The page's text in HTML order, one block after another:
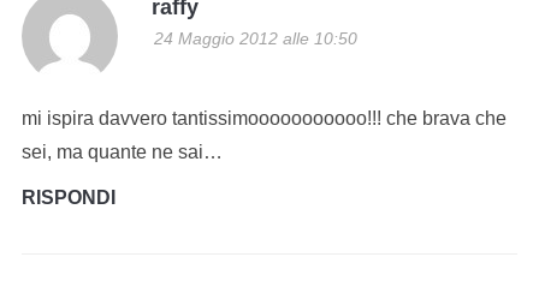
raffy
24 Maggio 2012 alle 10:50
mi ispira davvero tantissimooooooooooo!!! che brava che
sei, ma quante ne sai…
RISPONDI